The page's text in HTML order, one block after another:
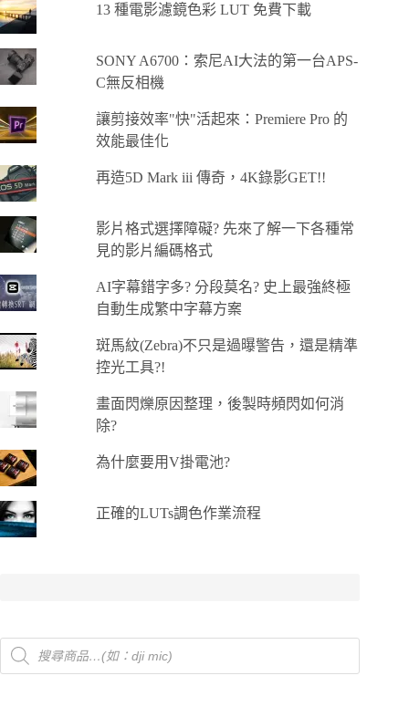
13 種電影濾鏡色彩 LUT 免費下載
SONY A6700：索尼AI大法的第一台APS-
C無反相機
讓剪接效率"快"活起來：Premiere Pro 的
效能最佳化
再造5D Mark iii 傳奇，4K錄影GET!!
影片格式選擇障礙? 先來了解一下各種常
見的影片編碼格式
AI字幕錯字多? 分段莫名? 史上最強終極
自動生成繁中字幕方案
斑馬紋(Zebra)不只是過曝警告，還是精準
控光工具?!
畫面閃爍原因整理，後製時頻閃如何消
除?
為什麼要用V掛電池?
正確的LUTs調色作業流程
Products
search